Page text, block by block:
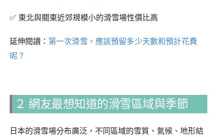
✅ 東北與關東近郊規模小的滑雪場性價比高
延伸閱讀： 第一次滑雪，應該預留多少天數和預計花費
呢？
２ 網友最想知道的滑雪區域與季節
日本的滑雪場分布廣泛，不同區域的雪質、氣候、地形結